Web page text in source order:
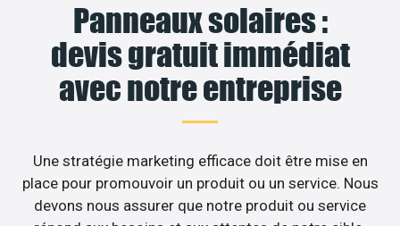
Panneaux solaires :
devis gratuit immédiat
avec notre entreprise
Une stratégie marketing efficace doit être mise en
place pour promouvoir un produit ou un service. Nous
devons nous assurer que notre produit ou service